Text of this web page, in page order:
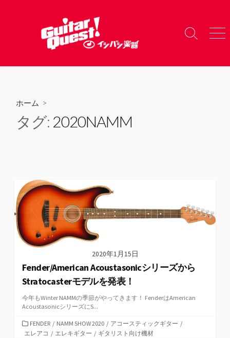
へ
検
り
メ
ー
ホーム >
タグ: 2020NAMM
2020年1月15日
Fender/American Acoustasonicシリーズから
Stratocasterモデルを発表！
今年もWinter NAMMの季節がやってきます！ FenderはAmerican
AcoustasonicシリーズにS...
カ
テ
FENDER / NAMM SHOW 2020 / アコースティックギター /
エレアコ / エレキギター / ギタリスト向け機材